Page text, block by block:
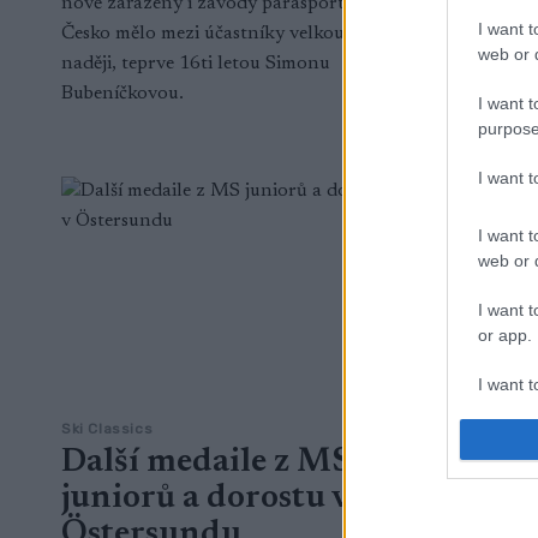
I want
web or
I want
I want
I want
web or
I want
or app.
I want
I want
nově zařazeny i závody parasportovců.
Česko mělo mezi účastníky velkou
naději, teprve 16ti letou Simonu
Bubeníčkovou.
stalo s
Ski Classics
Další medaile z MS
juniorů a dorostu v